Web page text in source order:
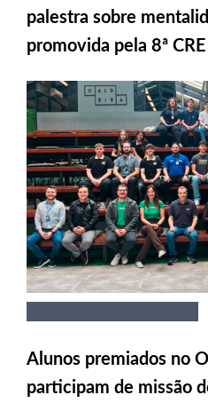
palestra sobre
promovida pela 8ª
Alunos premiados no
participam de missão